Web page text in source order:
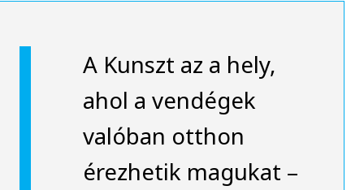
A Kunszt az a hely,
ahol a vendégek
valóban otthon
érezhetik magukat –